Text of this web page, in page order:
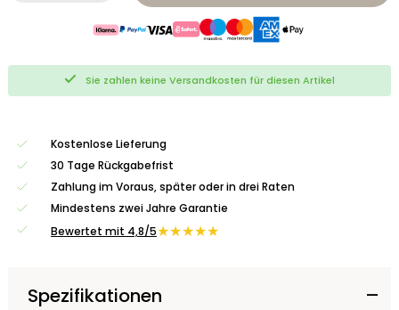
Sie zahlen keine Versandkosten für diesen Artikel
Kostenlose Lieferung
30 Tage Rückgabefrist
Zahlung im Voraus, später oder in drei Raten
Mindestens zwei Jahre Garantie
Bewertet mit 4,8/5★★★★★
Spezifikationen